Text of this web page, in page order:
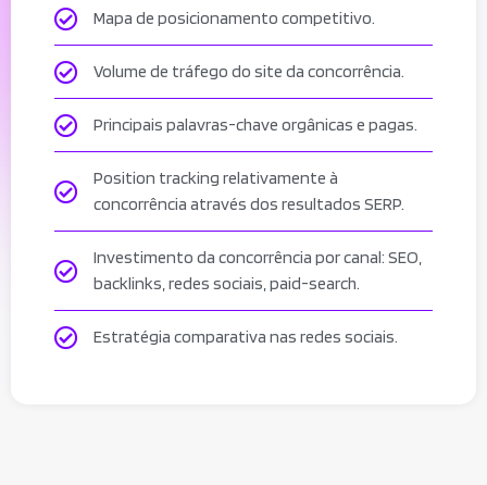
Mapa de posicionamento competitivo.
Volume de tráfego do site da concorrência.
Principais palavras-chave orgânicas e pagas.
Position tracking relativamente à
concorrência através dos resultados SERP.
Investimento da concorrência por canal: SEO,
backlinks, redes sociais, paid-search.
Estratégia comparativa nas redes sociais.